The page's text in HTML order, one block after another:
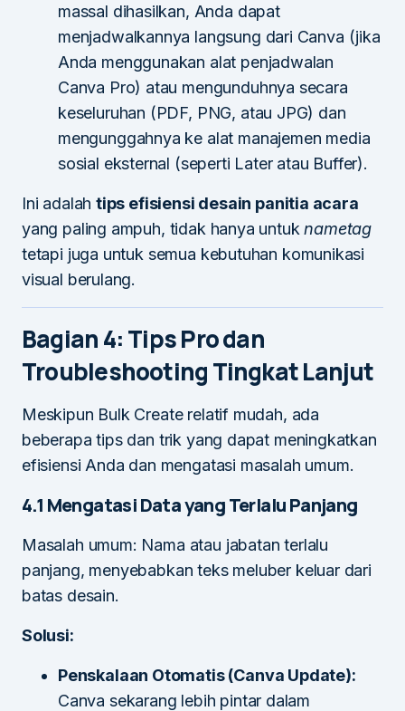
massal dihasilkan, Anda dapat
menjadwalkannya langsung dari Canva (jika
Anda menggunakan alat penjadwalan
Canva Pro) atau mengunduhnya secara
keseluruhan (PDF, PNG, atau JPG) dan
mengunggahnya ke alat manajemen media
sosial eksternal (seperti Later atau Buffer).
Ini adalahtips efisiensi desain panitia acara
yang paling ampuh, tidak hanya untuknametag
tetapi juga untuk semua kebutuhan komunikasi
visual berulang.
Bagian 4: Tips Pro dan
Troubleshooting Tingkat Lanjut
Meskipun Bulk Create relatif mudah, ada
beberapa tips dan trik yang dapat meningkatkan
efisiensi Anda dan mengatasi masalah umum.
4.1 Mengatasi Data yang Terlalu Panjang
Masalah umum: Nama atau jabatan terlalu
panjang, menyebabkan teks meluber keluar dari
batas desain.
Solusi:
Penskalaan Otomatis (Canva Update):
Canva sekarang lebih pintar dalam